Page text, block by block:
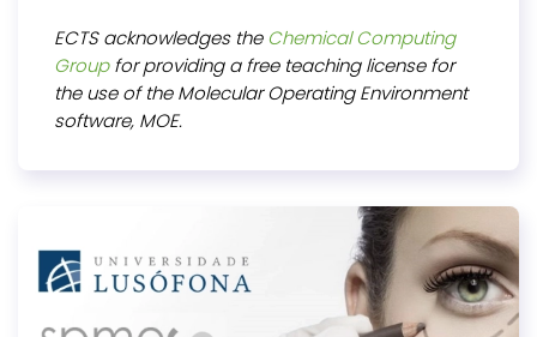
ECTS acknowledges theChemical Computing
Groupfor providing a free teaching license for
the use of the Molecular Operating Environment
software, MOE.